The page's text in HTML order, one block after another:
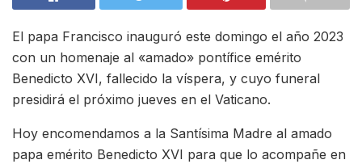
El papa Francisco inauguró este domingo el año 2023
con un homenaje al «amado» pontífice emérito
Benedicto XVI, fallecido la víspera, y cuyo funeral
presidirá el próximo jueves en el Vaticano.
Hoy encomendamos a la Santísima Madre al amado
papa emérito Benedicto XVI para que lo acompañe en